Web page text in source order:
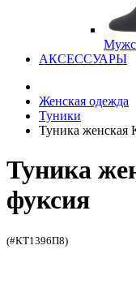
АКСЕССУАРЫ
Женская одежда
Туники
Туника женская
Туника
фуксия
(#КТ1396П8)